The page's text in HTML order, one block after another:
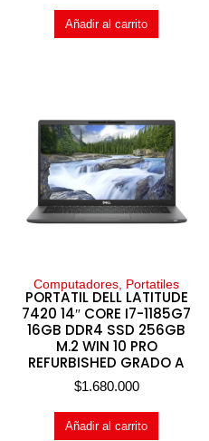
Añadir al carrito
Computadores, Portatiles
PORTATIL DELL LATITUDE
7420 14″ CORE I7-1185G7
16GB DDR4 SSD 256GB
M.2 WIN 10 PRO
REFURBISHED GRADO A
$1.680.000
Añadir al carrito